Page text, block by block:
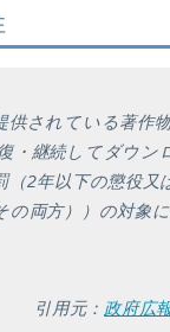
供されている著作
・継続してダウン
（2年以下の懲役又
の両方））の対象
引用元： 政府広